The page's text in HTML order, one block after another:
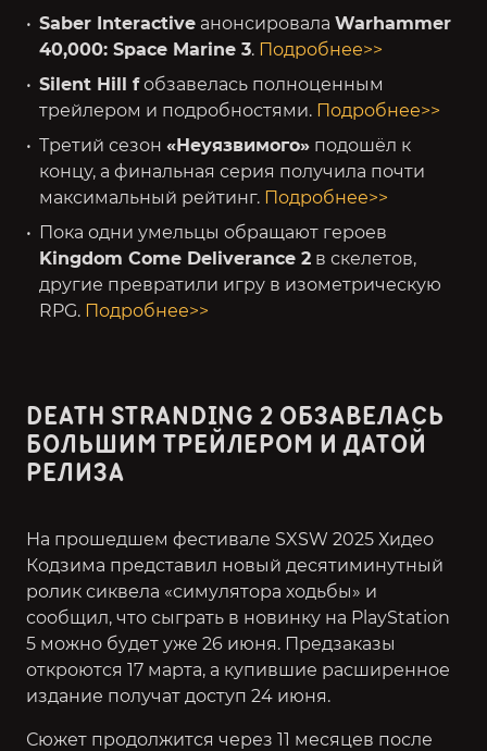
Saber Interactive анонсировала Warhammer
40,000: Space Marine 3. Подробнее>>
Silent Hill fобзавелась полноценным
трейлером и подробностями. Подробнее>>
Третий сезон «Неуязвимого» подошёл к
концу, а финальная серия получила почти
максимальный рейтинг. Подробнее>>
Пока одни умельцы обращают героев
Kingdom Come Deliverance 2 в скелетов,
другие превратили игру в изометрическую
RPG. Подробнее>>
DEATH STRANDING 2 ОБЗАВЕЛАСЬ
БОЛЬШИМ ТРЕЙЛЕРОМ И ДАТОЙ
РЕЛИЗА
На прошедшем фестивале SXSW 2025 Хидео
Кодзима представил новый десятиминутный
ролик сиквела «симулятора ходьбы» и
сообщил, что сыграть в новинку на PlayStation
5 можно будет уже 26 июня. Предзаказы
откроются 17 марта, а купившие расширенное
издание получат доступ 24 июня.
Сюжет продолжится через 11 месяцев после